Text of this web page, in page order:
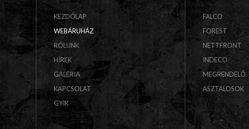
KEZDŐLAP
WEBÁRUHÁZ
RÓLUNK
HÍREK
GALÉRIA
KAPCSOLAT
GYIK
FALCO
FOREST
NETTFRONT
INDECO
MEGRENDELŐ
ASZTALOSOK